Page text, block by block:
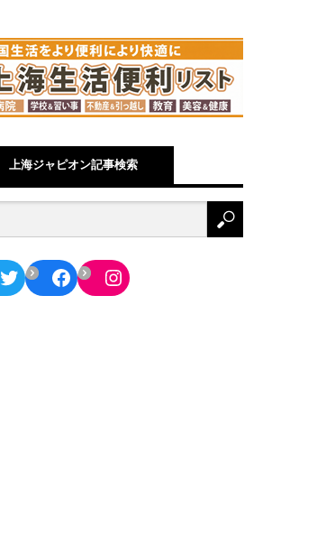
上海ジャピオン記事検索
TwitterFacebookInstagram